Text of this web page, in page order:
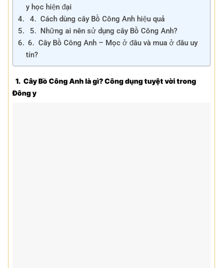
y học hiện đại
4. Cách dùng cây Bồ Công Anh hiệu quả
5. Những ai nên sử dụng cây Bồ Công Anh?
6. Cây Bồ Công Anh – Mọc ở đâu và mua ở đâu uy
tín?
1. Cây Bồ Công Anh là gì? Công dụng tuyệt vời trong
Đông y